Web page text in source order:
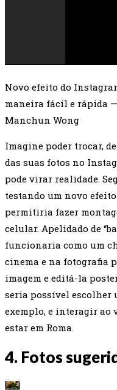
Novo efeito do
maneira fácil e rápida
Manchun Wong
Imagine poder trocar,
das suas fotos no
pode virar realidade.
testando um novo
permitiria fazer
celular. Apelidado de
funcionaria como um
cinema e na fotografia
imagem e editá-la
seria possível escolher
exemplo, e interagir ao
estar em Roma.
4. Fotos